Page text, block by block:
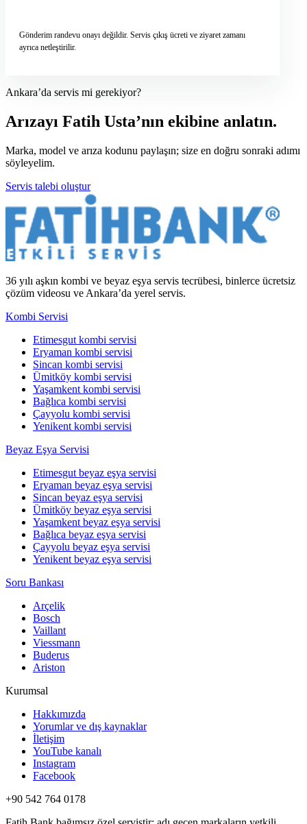
Gönderim randevu onayı değildir. Servis çıkış ücreti ve ziyaret zamanı
ayrıca netleştirilir.
Ankara’da servis mi gerekiyor?
Arızayı Fatih Usta’nın ekibine anlatın.
Marka, model ve arıza kodunu paylaşın; size en doğru sonraki adımı
söyleyelim.
Servis talebi oluştur
36 yılı aşkın kombi ve beyaz eşya servis tecrübesi, binlerce ücretsiz
çözüm videosu ve Ankara’da yerel servis.
Kombi Servisi
Etimesgut kombi servisi
Eryaman kombi servisi
Sincan kombi servisi
Ümitköy kombi servisi
Yaşamkent kombi servisi
Bağlıca kombi servisi
Çayyolu kombi servisi
Yenikent kombi servisi
Beyaz Eşya Servisi
Etimesgut beyaz eşya servisi
Eryaman beyaz eşya servisi
Sincan beyaz eşya servisi
Ümitköy beyaz eşya servisi
Yaşamkent beyaz eşya servisi
Bağlıca beyaz eşya servisi
Çayyolu beyaz eşya servisi
Yenikent beyaz eşya servisi
Soru Bankası
Arçelik
Bosch
Vaillant
Viessmann
Buderus
Ariston
Kurumsal
Hakkımızda
Yorumlar ve dış kaynaklar
İletişim
YouTube kanalı
Instagram
Facebook
+90 542 764 0178